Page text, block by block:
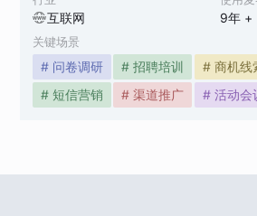
互联网 9年 +
关键场景
# 问卷调研 # 招聘培训 # 商机线
# 短信营销
# 渠道推广 # 活动会